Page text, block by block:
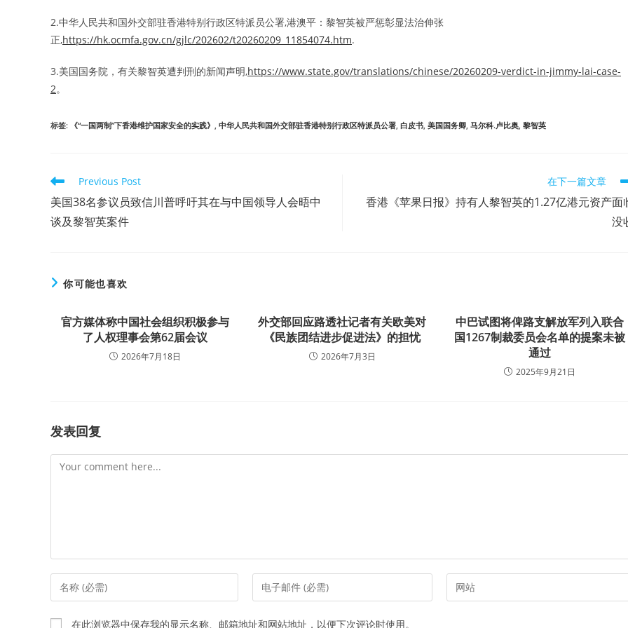
2.中华人民共和国外交部驻香港特别行政区特派员公署,港澳平：黎智英被严惩彰显法治伸张
正,https://hk.ocmfa.gov.cn/gjlc/202602/t20260209_11854074.htm.
3.美国国务院，有关黎智英遭判刑的新闻声明,https://www.state.gov/translations/chinese/20260209-verdict-in-jimmy-lai-case-
2。
标签: 《“一国两制”下香港维护国家安全的实践》 中华人民共和国外交部驻香港特别行政区特派员公署 白皮书 美国国务卿 马尔科.卢比奥 黎智英
Read
more
articles
Previous Post
美国38名参议员致信川普呼吁其在与中国领导人会晤中
谈及黎智英案件
在下一篇文章
香港《苹果日报》持有人黎智英的1.27亿港元资产面
没
你可能也喜欢
官方媒体称中国社会组织积极参与
了人权理事会第62届会议
2026年7月18日
外交部回应路透社记者有关欧美对
《民族团结进步促进法》的担忧
2026年7月3日
中巴试图将俾路支解放军列入联合
国1267制裁委员会名单的提案未被
通过
2025年9月21日
发表回复
Comment
Enter
your
name
Enter
your
Enter
your
在此浏览器中保存我的显示名称、邮箱地址和网站地址，以便下次评论时使用。